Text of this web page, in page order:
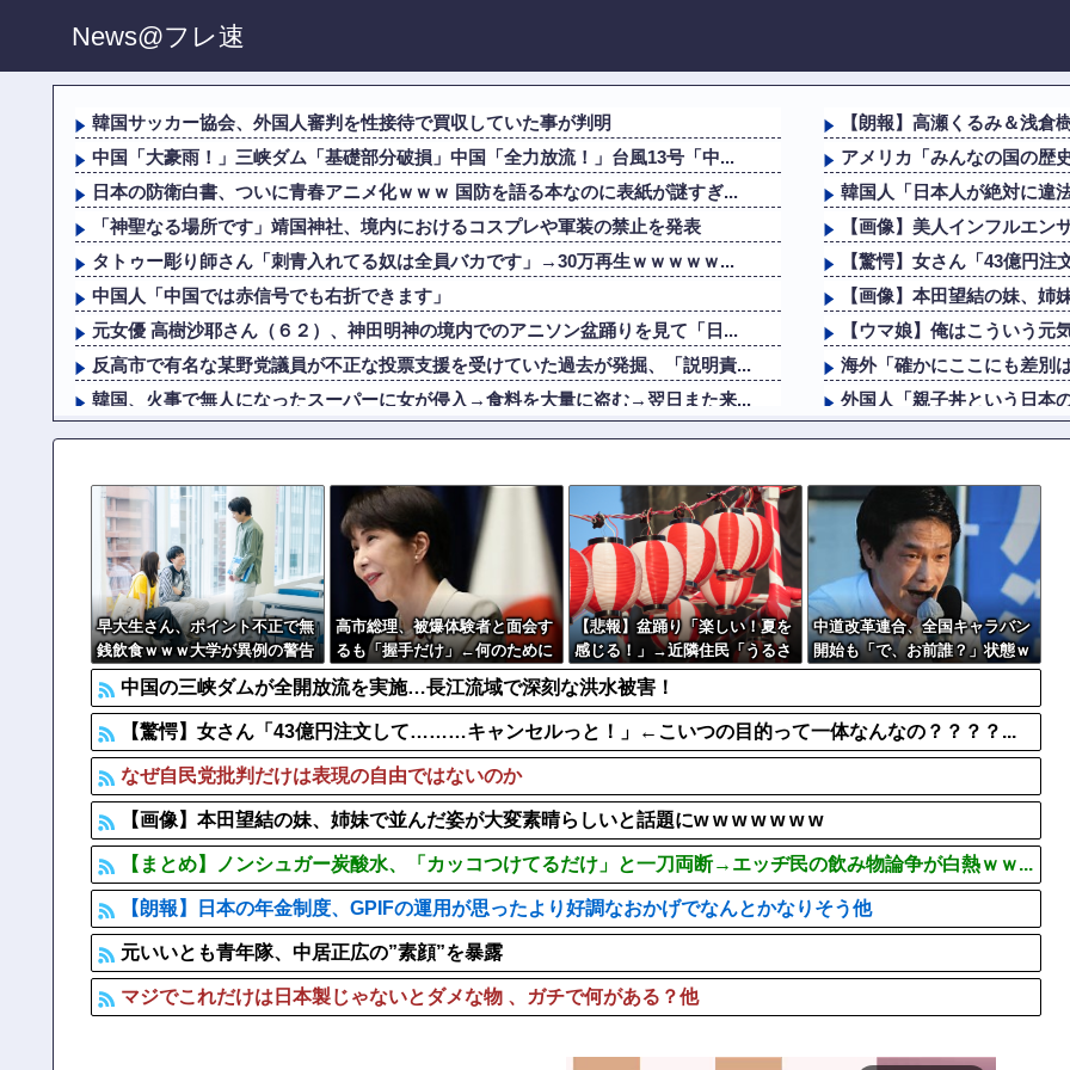
News@フレ速
韓国サッカー協会、外国人審判を性接待で買収していた事が判明
中国「大豪雨！」三峡ダム「基礎部分破損」中国「全力放流！」台風13号「中...
日本の防衛白書、ついに青春アニメ化ｗｗｗ 国防を語る本なのに表紙が謎すぎ...
「神聖なる場所です」靖国神社、境内におけるコスプレや軍装の禁止を発表
タトゥー彫り師さん「刺青入れてる奴は全員バカです」→30万再生ｗｗｗｗｗ...
中国人「中国では赤信号でも右折できます」
元女優 高樹沙耶さん（６２）、神田明神の境内でのアニソン盆踊りを見て「日...
反高市で有名な某野党議員が不正な投票支援を受けていた過去が発掘、「説明責...
韓国、火事で無人になったスーパーに女が侵入→食料を大量に盗む→翌日また来...
元いいとも青年隊、中居正広の”素顔”を暴露
中国、三峡ダムが全開放流。長江流域で深刻な洪水被害
【ヤバすぎ】熊本の山道でソーラーパネルが…
中国の海水浴場の映像があまりにも・・・
【批判】ワールドカップ決勝のハーフタイムショー、英紙｢BTSが出てきて悪...
【朗報】高瀬くるみ＆浅
アメリカ「みんなの国の歴
韓国人「日本人が絶対に違
【画像】美人インフルエ
【驚愕】女さん「43億円
【画像】本田望結の妹、
【ウマ娘】俺はこういう
海外「確かにここにも差別
外国人「親子丼という日本
客「納車式？いいよ」他
悲報 職場に鬱がおるんやが
【画像】本田望結の妹、
夏休みの午前中にやってた
【画像】テニス園田彩乃、
早大生さん、ポイント不正で無
銭飲食ｗｗｗ大学が異例の警告
へ
高市総理、被爆体験者と面会す
るも「握手だけ」←何のために
会うんだよ…
【悲報】盆踊り「楽しい！夏を
感じる！」→近隣住民「うるさ
い」→開催場所半減
中道改革連合、全国キャラバン
開始も「で、お前誰？」状態ｗ
ｗｗｗｗ
中国の三峡ダムが全開放流を実施…長江流域で深刻な洪水被害！
【驚愕】女さん「43億円注文して………キャンセルっと！」←こいつの目的って一体なんなの？？？？...
なぜ自民党批判だけは表現の自由ではないのか
【画像】本田望結の妹、姉妹で並んだ姿が大変素晴らしいと話題にw w w w w w w
【まとめ】ノンシュガー炭酸水、「カッコつけてるだけ」と一刀両断→エッヂ民の飲み物論争が白熱ｗｗ...
【朗報】日本の年金制度、GPIFの運用が思ったより好調なおかげでなんとかなりそう他
元いいとも青年隊、中居正広の”素顔”を暴露
マジでこれだけは日本製じゃないとダメな物 、ガチで何がある？他